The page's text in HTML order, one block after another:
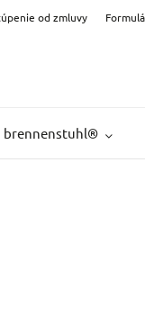
od zmluvy
brennenstuhl®